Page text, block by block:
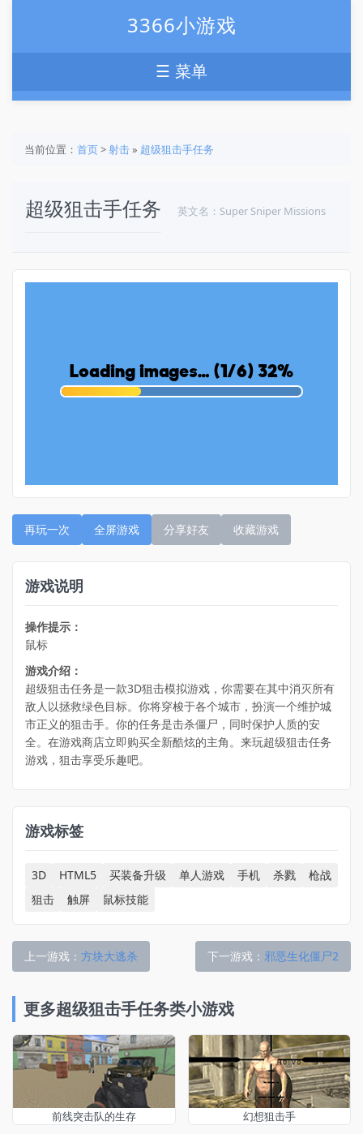
3366小游戏
☰ 菜单
当前位置： 首页>射击» 超级狙击手任务
超级狙击手任务 英文名：Super Sniper Missions
再玩一次 全屏游戏 分享好友 收藏游戏
游戏说明
操作提示：
鼠标
游戏介绍：
超级狙击任务是一款3D狙击模拟游戏，你需要在其中消灭所有
敌人以拯救绿色目标。你将穿梭于各个城市，扮演一个维护城
市正义的狙击手。你的任务是击杀僵尸，同时保护人质的安
全。在游戏商店立即购买全新酷炫的主角。来玩超级狙击任务
游戏，狙击享受乐趣吧。
游戏标签
3D HTML5 买装备升级 单人游戏 手机 杀戮
枪战
狙击
触屏 鼠标技能
上一游戏： 方块大逃杀 下一游戏： 邪恶生化僵尸2
更多超级狙击手任务类小游戏
前线突击队的生存 幻想狙击手